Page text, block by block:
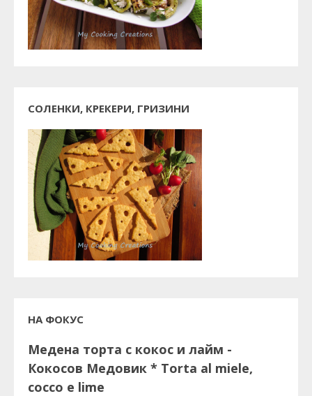
СОЛЕНКИ, КРЕКЕРИ, ГРИЗИНИ
НА ФОКУС
Медена торта с кокос и лайм -
Кокосов Медовик * Torta al miele,
cocco e lime